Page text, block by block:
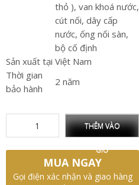
thỏ ), van khoá nước,
cút nối, dây cấp
nước, ống nối sàn,
bộ cố định
Sản xuất tại Việt Nam
Thời gian
bảo hành
2 năm
THÊM VÀO
GIỎ
MUA NGAY
Gọi điện xác nhận và giao hàng